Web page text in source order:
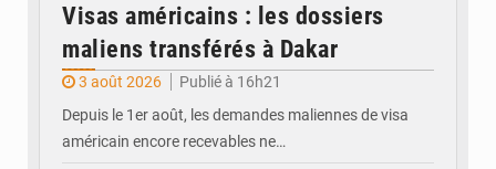
Visas américains : les dossiers
maliens transférés à Dakar
3 août 2026
Publié à 16h21
Depuis le 1er août, les demandes maliennes de visa
américain encore recevables ne…